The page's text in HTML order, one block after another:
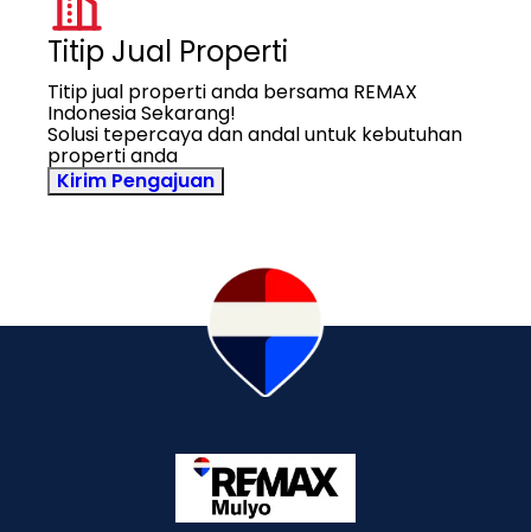
Titip Jual Properti
Titip jual properti anda bersama REMAX
Indonesia Sekarang!
Solusi tepercaya dan andal untuk kebutuhan
properti anda
Kirim Pengajuan